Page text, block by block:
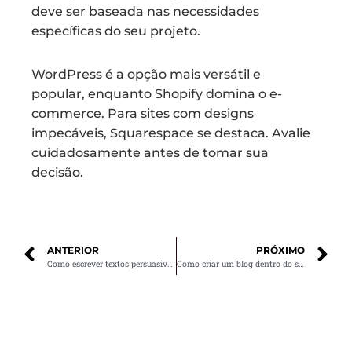
deve ser baseada nas necessidades
específicas do seu projeto.
WordPress é a opção mais versátil e
popular, enquanto Shopify domina o e-
commerce. Para sites com designs
impecáveis, Squarespace se destaca. Avalie
cuidadosamente antes de tomar sua
decisão.
ANTERIOR PRÓXIMO
Como criar um blog dentro do seu site para atrair mais tráfego